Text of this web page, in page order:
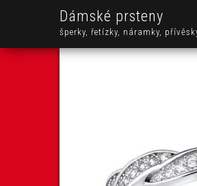
Dámské prsteny
šperky, řetízky, náramky,